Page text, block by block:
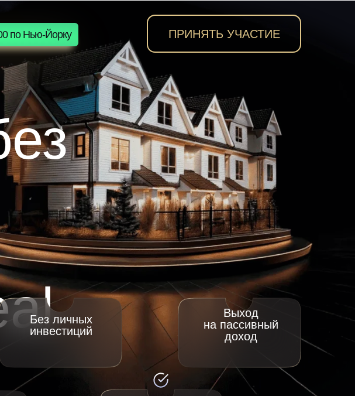
по Нью-Йорку
Выход
на пассивный
доход
Без личных
инвестиций
ПРИНЯТЬ УЧАСТИЕ